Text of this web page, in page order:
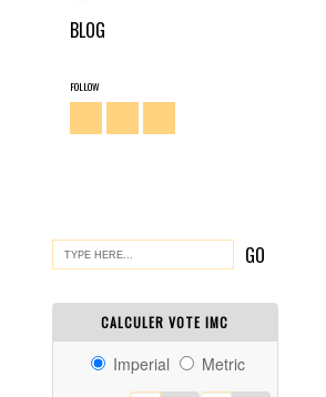
BLOG
FOLLOW
CALCULER VOTE IMC
Imperial Metric